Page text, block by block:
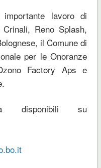
lavoro di
Reno Splash,
il Comune di
per le Onoranze
Factory Aps e
disponibili su